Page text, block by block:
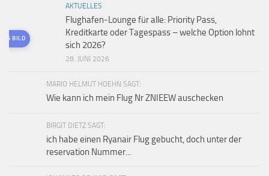
BILD
AKTUELLES
Flughafen-Lounge für alle: Priority Pass,
Kreditkarte oder Tagespass – welche Option lohnt
sich 2026?
28. JUNI 2026
MARIO HELMUT HOEHN SAGT:
Wie kann ich mein Flug Nr ZNIEEW auschecken
BIRGIT DIETZ SAGT:
ich habe einen Ryanair Flug gebucht, doch unter der
reservation Nummer...